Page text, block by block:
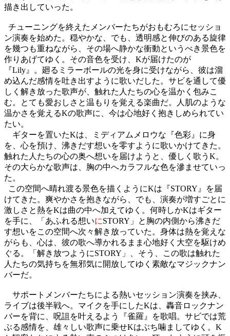
描き出していった。
チューニングを終えたメンバーたちがおもむろにセッショ
ン演奏を始めた。穏やかな、でも、透明感と伸びのある旋律
を幾つも重ねながら、その場へ静かな衝動というべき景色を
作りあげてゆく。その音色を受け、 Kが届けたのが
『Lily 』。廻るミラーボールの光を身に受けながら、彼は溜
め込んだ感情を吐き出すように歌いだした。サビを通して優
しく解き放った歌声が、触れた人たちの心を温かく包みこ
む。とても愛おしさと温もりを覚える楽曲だ。人肌のような
温かさを覚えるKの歌声に、今は心地好く抱きしめられてい
たい。
ギターを置いたKは、ミディアムメロウな『色彩』に身
を、心を預け、沸きだす想いを零すように歌いかけてきた。
触れた人たちの心の奥へ想いを届けようと、優しく歌う K。
その大らかな歌声は、胸の中へカラフルな色を滲ませていっ
た。
この空間へ晴れ渡る景色を描くようにKは『STORY 』を届
けてきた。爽やかさを抱きながら、でも、演奏が増すごとに
激しさと熱をKは曲の中へ加えてゆく。何時しかKはギター
を手に、「あふれる想いにSTORY 」と胸の内側から沸きだ
す想いをこの空間へ次々解き放っていた。身体は熱を覚えな
がらも、心は、彼の歌へ導かれるまま心地好く大空を駆けめ
ぐる。「解き放つようにSTORY 」、そう、この歌は触れた
人たちの気持ちを無邪気に開放してゆく素敵なマジックナン
バーだ。
サポートメンバーたちによる熱いセッション演奏を挟み、
ライブは後半戦へ。マイクを手にしたKは、轟音ロックナン
バーを背に、呪詛を叶えるよう『雀羅』を歌唱。サビでは荒
ぶる感情を、雄々しい歌声に乗せKはぶち噛ましてゆく。 K